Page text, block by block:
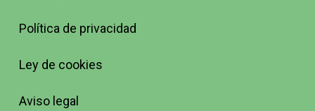
Política de privacidad
Ley de cookies
Aviso legal